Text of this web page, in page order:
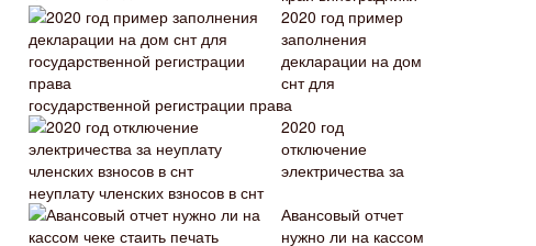
2020 год пример
заполнения
декларации на дом
снт для
государственной регистрации права
2020 год
отключение
электричества за
неуплату членских взносов в снт
Авансовый отчет
нужно ли на кассом